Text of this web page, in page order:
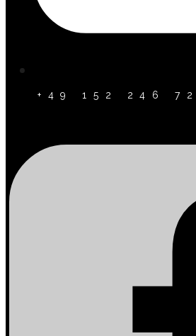
+49 152 246